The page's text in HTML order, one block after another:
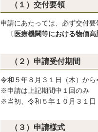
（１）交付要領
申請にあたっては、必ず交付
〔 医療機関等における物価
（２）申請受付期間
令和５年８月３１日（木）か
※申請は上記期間中１回のみ
※当初、令和５年１０月３１日
（３）申請様式